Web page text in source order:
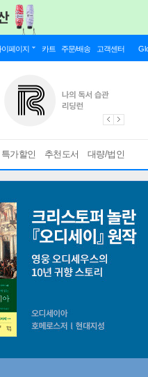
이페이지 카트 주문/배송 고객센터
특가할인 추천도서 대량/법인
상어)
2024년 12월 27일